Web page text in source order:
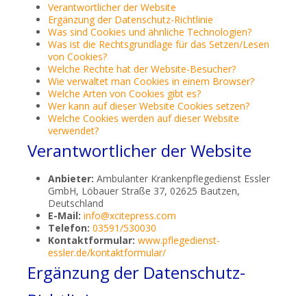
Verantwortlicher der Website
Ergänzung der Datenschutz-Richtlinie
Was sind Cookies und ähnliche Technologien?
Was ist die Rechtsgrundlage für das Setzen/Lesen
von Cookies?
Welche Rechte hat der Website-Besucher?
Wie verwaltet man Cookies in einem Browser?
Welche Arten von Cookies gibt es?
Wer kann auf dieser Website Cookies setzen?
Welche Cookies werden auf dieser Website
verwendet?
Verantwortlicher der Website
Anbieter: Ambulanter Krankenpflegedienst Essler
GmbH, Löbauer Straße 37, 02625 Bautzen,
Deutschland
E-Mail: info@xcitepress.com
Telefon: 03591/530030
Kontaktformular: www.pflegedienst-
essler.de/kontaktformular/
Ergänzung der Datenschutz-